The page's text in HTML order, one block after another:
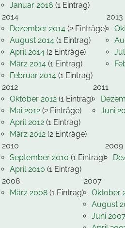
Januar 2016 (1 Eintrag)
2014
Dezember 2014 (2 Einträge)
August 2014 (1 Eintrag)
April 2014 (2 Einträge)
März 2014 (1 Eintrag)
Februar 2014 (1 Eintrag)
2013
2012
Oktober 2012 (1 Eintrag)
Mai 2012 (2 Einträge)
April 2012 (1 Eintrag)
März 2012 (2 Einträge)
2011
Juni
2010
September 2010 (1 Eintrag)
April 2010 (1 Eintrag)
2009
2008
März 2008 (1 Eintrag)
2007
Oktober
August
Juni